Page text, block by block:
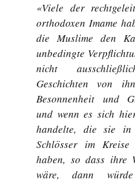
«Viele der
orthodoxen Imame
die Muslime den
unbedingte
nicht
Geschichten von
Besonnenheit und
und wenn es sich
handelte, die sie
Schlösser im
haben, so dass ihre
wäre, dann